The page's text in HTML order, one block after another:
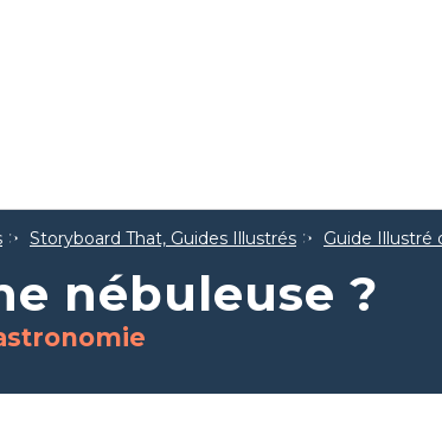
Storyboard That, Guides Illustrés Guide Illustré
nébuleuse ?